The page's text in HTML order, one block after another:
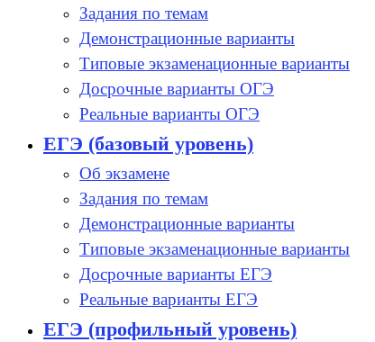
Задания по темам
Демонстрационные варианты
Типовые экзаменационные варианты
Досрочные варианты ОГЭ
Реальные варианты ОГЭ
ЕГЭ (базовый уровень)
Об экзамене
Задания по темам
Демонстрационные варианты
Типовые экзаменационные варианты
Досрочные варианты ЕГЭ
Реальные варианты ЕГЭ
ЕГЭ (профильный уровень)